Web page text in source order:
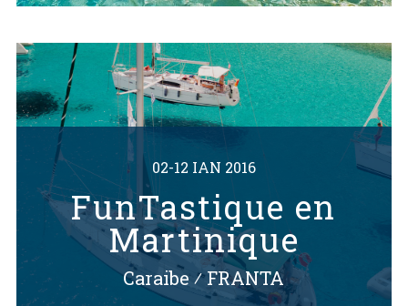
02-12 IAN 2016
FunTastique en
Martinique
Caraibe⁄FRANTA